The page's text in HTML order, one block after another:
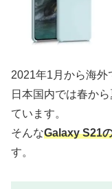
2021年1月から海外
日本国内では春か
ています。
そんなGalaxy S21
す。